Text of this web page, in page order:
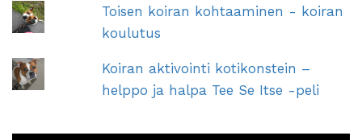
Toisen koiran kohtaaminen - koiran
koulutus
Koiran aktivointi kotikonstein –
helppo ja halpa Tee Se Itse -peli